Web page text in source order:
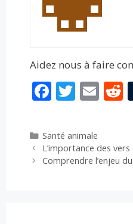
Aidez nous à faire
F
ac
e
b
o
T
w
itt
er
E
m
l
e
t
Catégories
Santé animale
L’importance des
Comprendre l’enjeu